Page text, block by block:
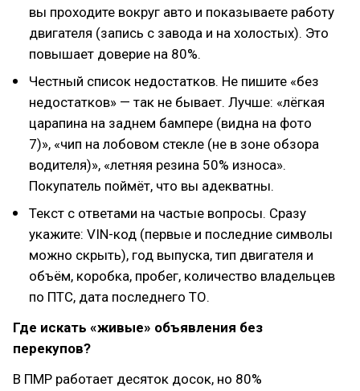
вы проходите вокруг авто и показываете работу
двигателя (запись с завода и на холостых). Это
повышает доверие на 80%.
Честный список недостатков. Не пишите «без
недостатков» — так не бывает. Лучше: «лёгкая
царапина на заднем бампере (видна на фото
7)», «чип на лобовом стекле (не в зоне обзора
водителя)», «летняя резина 50% износа».
Покупатель поймёт, что вы адекватны.
Текст с ответами на частые вопросы. Сразу
укажите: VIN-код (первые и последние символы
можно скрыть), год выпуска, тип двигателя и
объём, коробка, пробег, количество владельцев
по ПТС, дата последнего ТО.
Где искать «живые» объявления без
перекупов?
В ПМР работает десяток досок, но 80%